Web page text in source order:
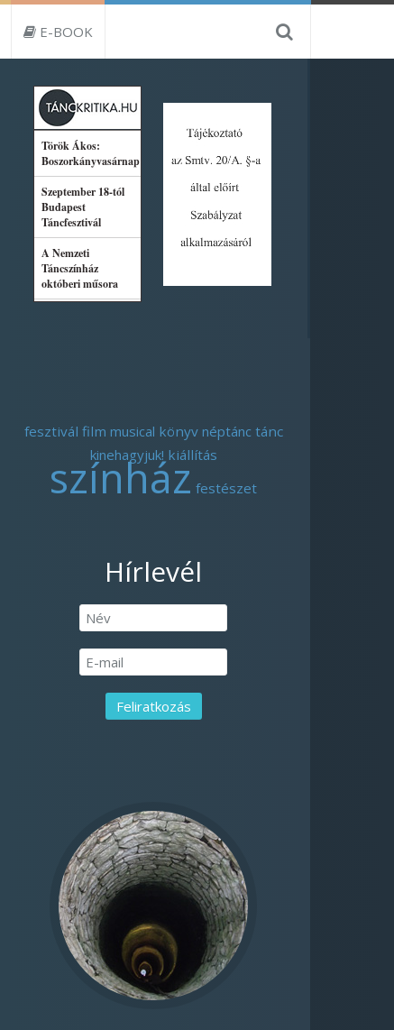
E-BOOK
fesztivál film musical könyv néptánc tánc
kinehagyjuk! kiállítás
színház festészet
Hírlevél